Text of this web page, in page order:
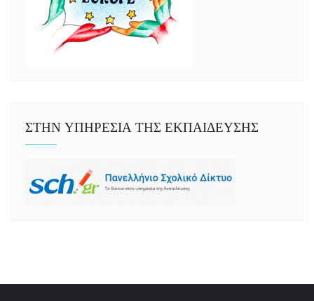
ΣΤΗΝ ΥΠΗΡΕΣΙΑ ΤΗΣ ΕΚΠΑΙΔΕΥΣΗΣ